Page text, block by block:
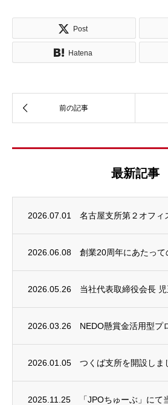
Post
Hatena
最新記事
2026.07.01 名古屋支所第２オフィ
2026.06.08 創業20周年にあたって
2026.05.26
2026.03.26
2026.01.05 つくば支所を開設しま
2025.11.25